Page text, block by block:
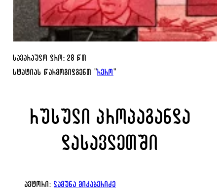
სავარაუდო დრო: 28 წთ
სტატიას წარმოგიდგენთ "რერო"
რუსული პროპაგანდა
დასავლეთში
ავტორი: ლამუნა მიქაბერიძე